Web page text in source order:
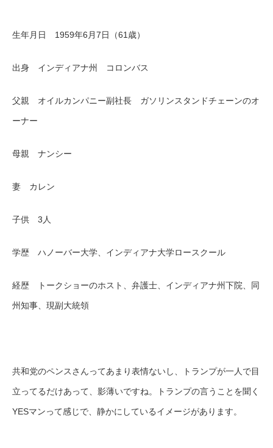
生年月日 1959年6月7日（61歳）
出身 インディアナ州 コロンバス
父親 オイルカンパニー副社長 ガソリンスタンドチェーンのオ
ーナー
母親 ナンシー
妻 カレン
子供 3人
学歴 ハノーバー大学、インディアナ大学ロースクール
経歴 トークショーのホスト、弁護士、インディアナ州下院、同
州知事、現副大統領
共和党のペンスさんってあまり表情ないし、トランプが一人で目
立ってるだけあって、影薄いですね。トランプの言うことを聞く
YESマンって感じで、静かにしているイメージがあります。